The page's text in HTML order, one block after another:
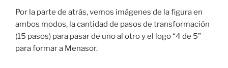
Por la parte de atrás, vemos imágenes de la figura en
ambos modos, la cantidad de pasos de transformación
(15 pasos) para pasar de uno al otro y el logo “4 de 5”
para formar a Menasor.